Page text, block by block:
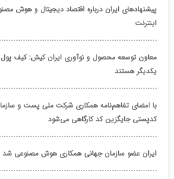
پیشنهادهای ایران درباره اقتصاد دیجیتال و هوش
اینترنت
معاون توسعه محصول و نوآوری ایران کیش: کیف پول
یکدیگر هستند
با امضای تفاهم‌نامه همکاری شرکت ملی پست و
کدپستی جایگزین کد کارگاهی می‌شود
ایران عضو سازمان جهانی همکاری هوش مصنوعی شد